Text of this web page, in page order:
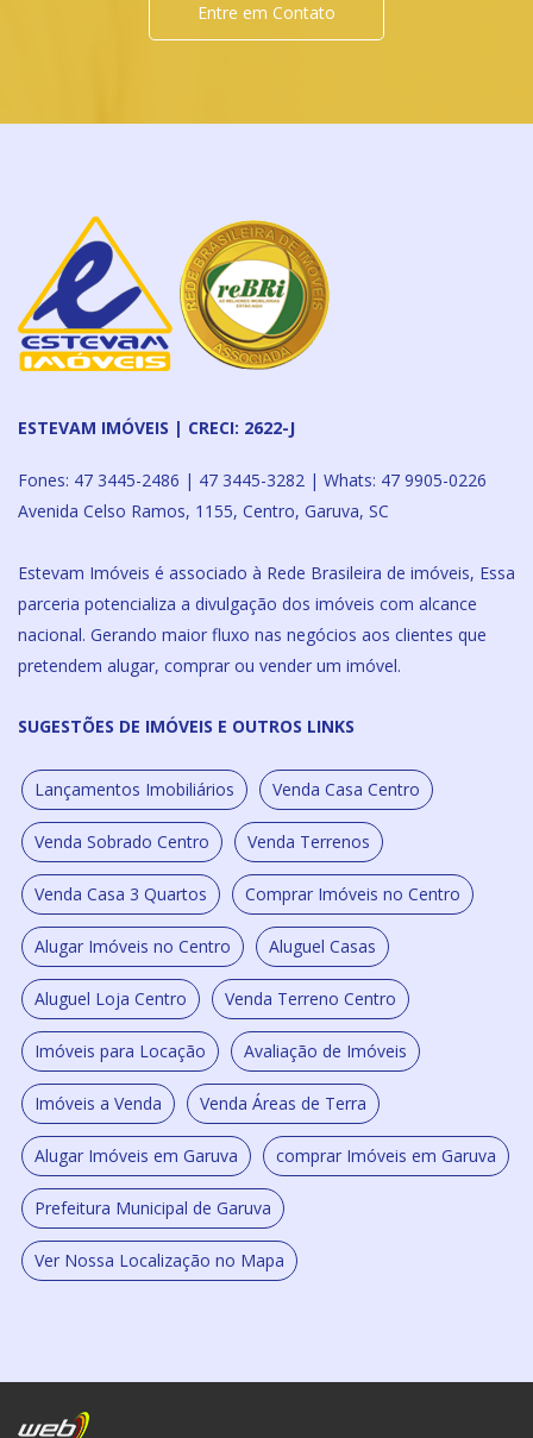
Entre em Contato
ESTEVAM IMÓVEIS | CRECI: 2622-J
Fones: 47 3445-2486 | 47 3445-3282 | Whats: 47 9905-0226
Avenida Celso Ramos, 1155, Centro, Garuva, SC
Estevam Imóveis é associado à Rede Brasileira de imóveis, Essa
parceria potencializa a divulgação dos imóveis com alcance
nacional. Gerando maior fluxo nas negócios aos clientes que
pretendem alugar, comprar ou vender um imóvel.
SUGESTÕES DE IMÓVEIS E OUTROS LINKS
Lançamentos Imobiliários Venda Casa Centro
Venda Sobrado Centro Venda Terrenos
Venda Casa 3 Quartos Comprar Imóveis no Centro
Alugar Imóveis no Centro Aluguel Casas
Aluguel Loja Centro Venda Terreno Centro
Imóveis para Locação Avaliação de Imóveis
Imóveis a Venda Venda Áreas de Terra
Alugar Imóveis em Garuva comprar Imóveis em Garuva
Prefeitura Municipal de Garuva
Ver Nossa Localização no Mapa